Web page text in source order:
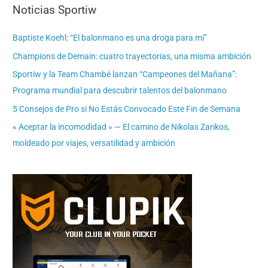
Noticias Sportiw
Baptiste Koehl: “El balonmano es una droga para mí”
Champions de Demain: cuatro trayectorias, una misma ambición
Sportiw y la Team Chambé lanzan “Campeones del Mañana”:
Programa mundial para descubrir talentos del balonmano
5 Consejos de Pro si No Estás Convocado Este Fin de Semana
« Aceptar la incomodidad » — El camino de Nikolas Zarikos,
moldeado por viajes, versatilidad y ambición